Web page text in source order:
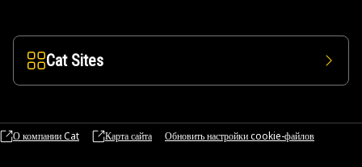
Cat Sites
О компании Cat Карта сайта Обновить настройки cookie-файлов